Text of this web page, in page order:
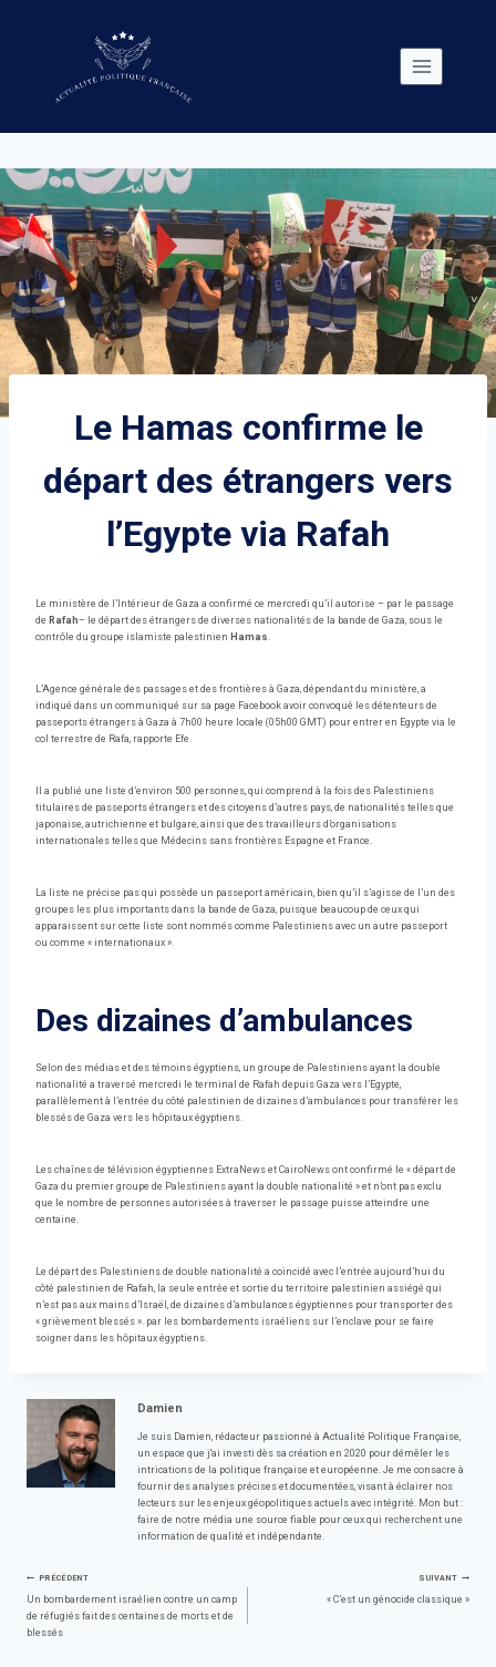
Le Hamas confirme le
départ des étrangers vers
l’Egypte via Rafah
Le ministère de l’Intérieur de Gaza a confirmé ce mercredi qu’il autorise – par le passage
de Rafah– le départ des étrangers de diverses nationalités de la bande de Gaza, sous le
contrôle du groupe islamiste palestinien Hamas.
L’Agence générale des passages et des frontières à Gaza, dépendant du ministère, a
indiqué dans un communiqué sur sa page Facebook avoir convoqué les détenteurs de
passeports étrangers à Gaza à 7h00 heure locale (05h00 GMT) pour entrer en Egypte via le
col terrestre de Rafa, rapporte Efe.
Il a publié une liste d’environ 500 personnes, qui comprend à la fois des Palestiniens
titulaires de passeports étrangers et des citoyens d’autres pays, de nationalités telles que
japonaise, autrichienne et bulgare, ainsi que des travailleurs d’organisations
internationales telles que Médecins sans frontières Espagne et France.
La liste ne précise pas qui possède un passeport américain, bien qu’il s’agisse de l’un des
groupes les plus importants dans la bande de Gaza, puisque beaucoup de ceux qui
apparaissent sur cette liste sont nommés comme Palestiniens avec un autre passeport
ou comme « internationaux ».
Des dizaines d’ambulances
Selon des médias et des témoins égyptiens, un groupe de Palestiniens ayant la double
nationalité a traversé mercredi le terminal de Rafah depuis Gaza vers l’Egypte,
parallèlement à l’entrée du côté palestinien de dizaines d’ambulances pour transférer les
blessés de Gaza vers les hôpitaux égyptiens.
Les chaînes de télévision égyptiennes ExtraNews et CairoNews ont confirmé le « départ de
Gaza du premier groupe de Palestiniens ayant la double nationalité » et n’ont pas exclu
que le nombre de personnes autorisées à traverser le passage puisse atteindre une
centaine.
Le départ des Palestiniens de double nationalité a coïncidé avec l’entrée aujourd’hui du
côté palestinien de Rafah, la seule entrée et sortie du territoire palestinien assiégé qui
n’est pas aux mains d’Israël, de dizaines d’ambulances égyptiennes pour transporter des
« grièvement blessés ». par les bombardements israéliens sur l’enclave pour se faire
soigner dans les hôpitaux égyptiens.
Damien
Je suis Damien, rédacteur passionné à Actualité Politique Française,
un espace que j'ai investi dès sa création en 2020 pour démêler les
intrications de la politique française et européenne. Je me consacre à
fournir des analyses précises et documentées, visant à éclairer nos
lecteurs sur les enjeux géopolitiques actuels avec intégrité. Mon but :
faire de notre média une source fiable pour ceux qui recherchent une
information de qualité et indépendante.
Navigation
de
PRÉCÉDENT
Un bombardement israélien contre un camp
de réfugiés fait des centaines de morts et de
blessés
SUIVANT
« C’est un génocide classique »